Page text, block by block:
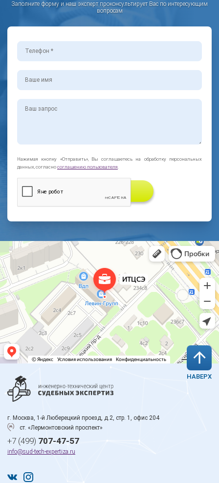
Заполните форму и наш эксперт проконсультирует Вас по интересующим
вопросам
Нажимая кнопку «Отправить», Вы соглашаетесь на обработку персональных
данных, согласносоглашению пользователя
НАВЕРХ
г. Москва, 1-й Люберецкий проезд, д.2, стр. 1, офис 204
ст. «Лермонтовский проспект»
+7 (499) 707-47-57
info@sud-tech-expertiza.ru